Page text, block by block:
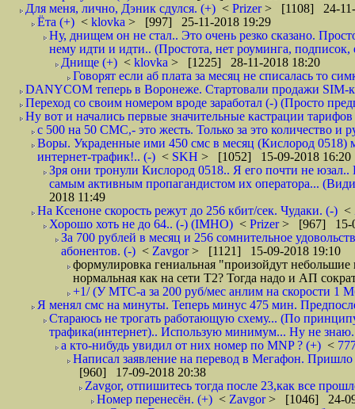
Для меня, лично, Дэник сдулся. (+) < Prizer> [1108] 24-11-
Ёта (+) < klovka > [997] 25-11-2018 19:29
Ну, днищем он не стал.. Это очень резко сказано.
нему идти и идти.. (Простота, нет роуминга,
Днище (+) < klovka > [1225] 28-11-2018 18:20
Говорят если аб плата за месяц не списалась то
DANYCOM теперь в Воронеже. Стартовали продажи SIM-
Переход со своим номером вроде заработал (-) (Просто
Ну вот и начались первые значительные кастрации
с 500 на 50 СМС,- это жесть. Только за это количество и
Воры. Украденные ими 450 смс в месяц (Кислород 0518)
интернет-трафик!.. (-) < SKH > [1052] 15-09-2018 16:20
Зря они тронули Кислород 0518.. Я его почти не
самым активным пропагандистом их оператора...
2018 11:49
На Ксеноне скорость режут до 256 кбит/сек. Чудаки. (-) <
Хорошо хоть не до 64.. (-) (IMHO) < Prizer> [967] 15-
За 700 рублей в месяц и 256 сомнительное
абонентов. (-) < Zavgor> [1121] 15-09-2018 19:10
формулировка гениальная "произойдут небольшие
нормальная как на сети Т2? Тогда надо и АП
+1/ (У МТС-а за 200 руб/мес анлим на скорости 1
Я менял смс на минуты. Теперь минус 475 мин.
Стараюсь не трогать работающую схему... (По
трафика(интернет).. Использую минимум... Ну не
а кто-нибудь увидил от них номер по MNP ? (+) <
Написал заявление на перевод в Мегафон.
[960] 17-09-2018 20:38
Zavgor, отпишитесь тогда после 23,как все
Номер перенесён. (+) < Zavgor> [1046] 24-